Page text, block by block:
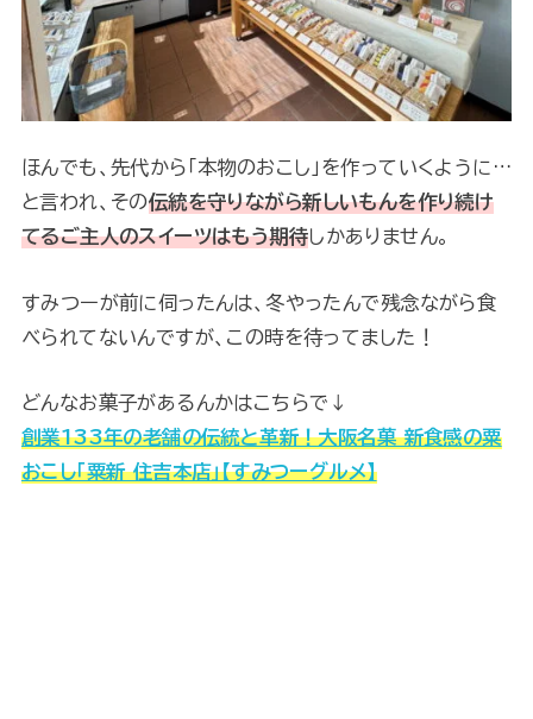
ほんでも、先代から「本物のおこし」を作っていくように…
と言われ、その伝統を守りながら新しいもんを作り続け
てるご主人のスイーツはもう期待しかありません。
すみつーが前に伺ったんは、冬やったんで残念ながら食
べられてないんですが、この時を待ってました！
どんなお菓子があるんかはこちらで↓
創業133年の老舗の伝統と革新！大阪名菓 新食感の粟
おこし「粟新 住吉本店」【すみつーグルメ】